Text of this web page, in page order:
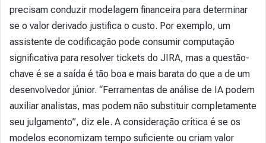
precisam conduzir modelagem financeira para determinar
se o valor derivado justifica o custo. Por exemplo, um
assistente de codificação pode consumir computação
significativa para resolver tickets do JIRA, mas a questão-
chave é se a saída é tão boa e mais barata do que a de um
desenvolvedor júnior. “Ferramentas de análise de IA podem
auxiliar analistas, mas podem não substituir completamente
seu julgamento”, diz ele. A consideração crítica é se os
modelos economizam tempo suficiente ou criam valor